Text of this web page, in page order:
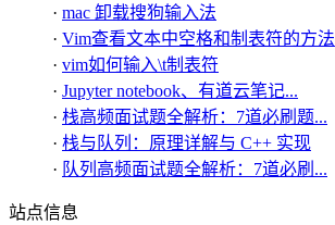
· mac 卸载搜狗输入法
· Vim查看文本中空格和制表符的方法
· vim如何输入\t制表符
· Jupyter notebook、有道云笔记...
· 栈高频面试题全解析：7道必刷题...
· 栈与队列：原理详解与 C++ 实现
· 队列高频面试题全解析：7道必刷...
站点信息